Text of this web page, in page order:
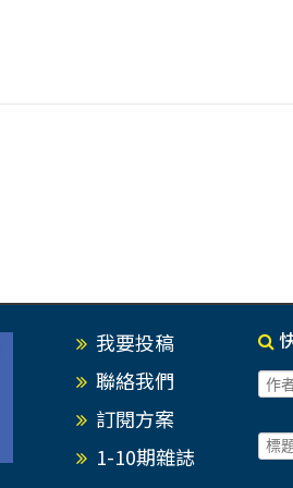
我要投稿
聯絡我們
訂閱方案
1-10期雜誌